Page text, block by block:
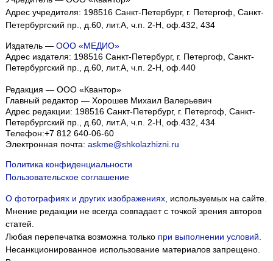
Адрес учредителя: 198516 Санкт-Петербург, г. Петергоф, Санкт-
Петербургский пр., д.60, лит.А, ч.п. 2-Н, оф.432, 434
Издатель — ООО «МЕДИО»
Адрес издателя: 198516 Санкт-Петербург, г. Петергоф, Санкт-
Петербургский пр., д.60, лит.А, ч.п. 2-Н, оф.440
Редакция — ООО «Квантор»
Главный редактор — Хорошев Михаил Валерьевич
Адрес редакции: 198516 Санкт-Петербург, г. Петергоф, Санкт-
Петербургский пр., д.60, лит.А, ч.п. 2-Н, оф.432, 434
Телефон:+7 812 640-06-60
Электронная почта: askme@shkolazhizni.ru
Политика конфиденциальности
Пользовательское соглашение
О фотографиях и других изображениях, используемых на сайте.
Мнение редакции не всегда совпадает с точкой зрения авторов
статей.
Любая перепечатка возможна только при выполнении условий.
Несанкционированное использование материалов запрещено.